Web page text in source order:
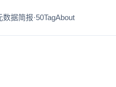
数据简报·50TagAbout